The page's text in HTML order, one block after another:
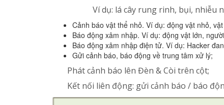
Ví dụ: lá cây rung rinh, bụi, nhiễu
Cảnh báo vật thể nhỏ. Ví dụ: động vật nhỏ,
Báo động xâm nhập. Ví dụ: động vật lớn,
Báo động xâm nhập điện tử. Ví dụ: Hacker
Gửi cảnh báo, báo động về trung tâm xử lý;
Phát cảnh báo lên Đèn & Còi trên cột;
Kết nối liên động: gửi cảnh báo / báo